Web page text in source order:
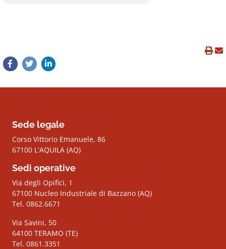
Sede legale
Corso Vittorio Emanuele, 86
67100 L'AQUILA (AQ)
Sedi operative
Via degli Opifici, 1
67100 Nucleo Industriale di Bazzano (AQ)
Tel. 0862.6671
Via Savini, 50
64100 TERAMO (TE)
Tel. 0861.3351